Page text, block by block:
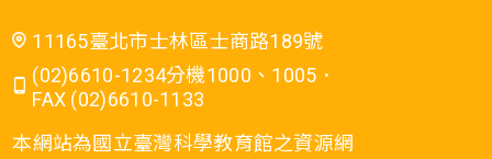
11165臺北市士林區士商路189號
(02)6610-1234分機1000、1005．
FAX (02)6610-1133
本網站為國立臺灣科學教育館之資源網